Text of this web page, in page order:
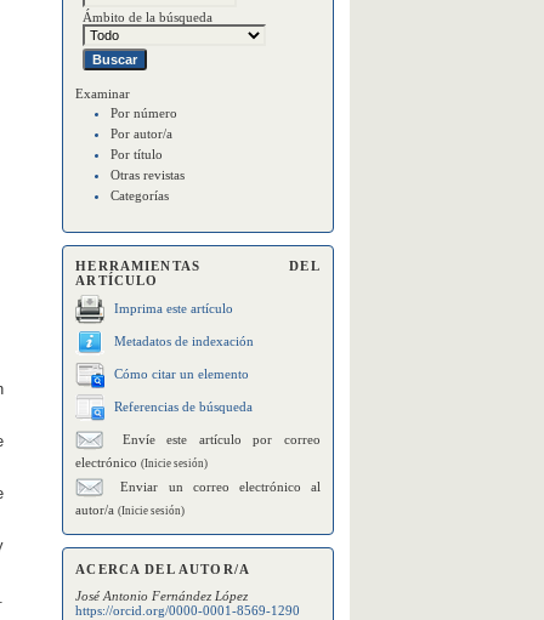
Ámbito de la búsqueda
Examinar
Por número
Por autor/a
Por título
Otras revistas
Categorías
HERRAMIENTAS DEL
ARTÍCULO
Imprima este artículo
Metadatos de indexación
Cómo citar un elemento
Referencias de búsqueda
Envíe este artículo por correo
electrónico(Inicie sesión)
Enviar un correo electrónico al
autor/a(Inicie sesión)
ACERCA DEL AUTOR/A
José Antonio Fernández López
https://orcid.org/0000-0001-8569-1290